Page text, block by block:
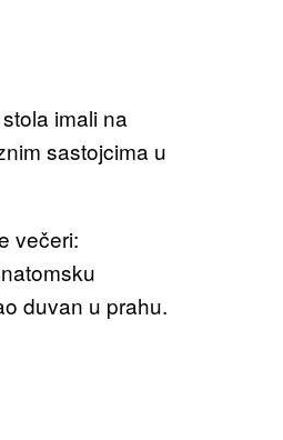
imali na
sastojcima u
večeri:
duvan u prahu.